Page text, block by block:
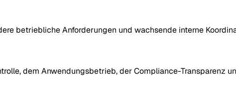
betriebliche Anforderungen und wachsende interne
dem Anwendungsbetrieb, der Compliance-Transparenz